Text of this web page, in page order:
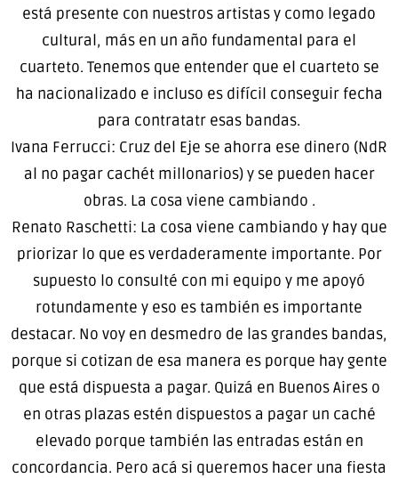
está presente con nuestros artistas y como legado
cultural, más en un año fundamental para el
cuarteto. Tenemos que entender que el cuarteto se
ha nacionalizado e incluso es difícil conseguir fecha
para contratatr esas bandas.
Ivana Ferrucci: Cruz del Eje se ahorra ese dinero (NdR
al no pagar cachét millonarios) y se pueden hacer
obras. La cosa viene cambiando .
Renato Raschetti: La cosa viene cambiando y hay que
priorizar lo que es verdaderamente importante. Por
supuesto lo consulté con mi equipo y me apoyó
rotundamente y eso es también es importante
destacar. No voy en desmedro de las grandes bandas,
porque si cotizan de esa manera es porque hay gente
que está dispuesta a pagar. Quizá en Buenos Aires o
en otras plazas estén dispuestos a pagar un caché
elevado porque también las entradas están en
concordancia. Pero acá si queremos hacer una fiesta